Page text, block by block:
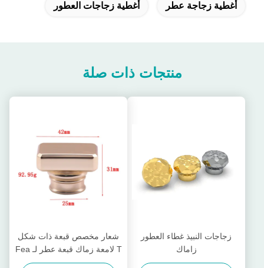
أغطية زجاجة عطر أغطية زجاجات العطور
منتجات ذات صلة
زجاجات النبيذ غطاء العطور
زاماك
شعار مخصص قبعة ذات شكل
T لامعة زماك قبعة عطر لـ Fea
15